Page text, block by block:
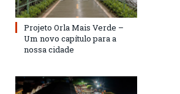
Projeto Orla Mais Verde –
Um novo capítulo para a
nossa cidade